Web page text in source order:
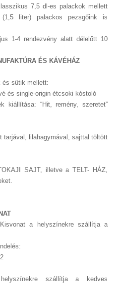
7,5 dl-es palackok mellett
liter) palackos pezsgőink is
1-4 rendezvény alatt délelőtt 10
ÉS KÁVÉHÁZ
és sütik mellett:
és single-origin étcsoki kóstoló
kiállítása: “Hit, remény, szeretet”
tarjával, lilahagymával, sajttal töltött
SAJT, illetve a TELT- HÁZ,
a helyszínekre szállítja a
szállítja a kedves